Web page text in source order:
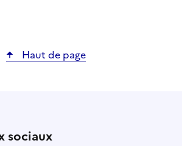
Haut de page
sociaux